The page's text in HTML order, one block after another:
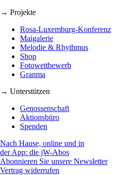
→ Projekte
Rosa-Luxemburg-Konferenz
Maigalerie
Melodie & Rhythmus
Shop
Fotowettbewerb
Granma
→ Unterstützen
Genossenschaft
Aktionsbüro
Spenden
Nach Hause, online und in
der App: die jW-Abos
Abonnieren Sie unsere Newsletter
Vertrag widerrufen